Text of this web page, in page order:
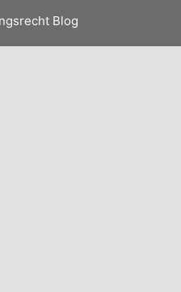
Blog